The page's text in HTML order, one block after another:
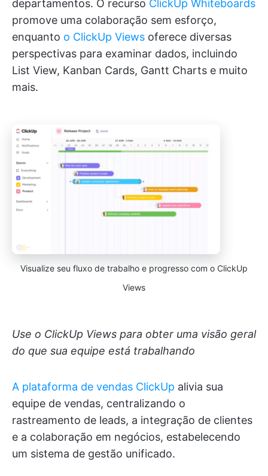
departamentos. O recurso ClickUp Whiteboards
promove uma colaboração sem esforço,
enquanto o ClickUp Views oferece diversas
perspectivas para examinar dados, incluindo
List View, Kanban Cards, Gantt Charts e muito
mais.
Visualize seu fluxo de trabalho e progresso com o ClickUp
Views
Use o ClickUp Views para obter uma visão geral
do que sua equipe está trabalhando
A plataforma de vendas ClickUp alivia sua
equipe de vendas, centralizando o
rastreamento de leads, a integração de clientes
e a colaboração em negócios, estabelecendo
um sistema de gestão unificado.